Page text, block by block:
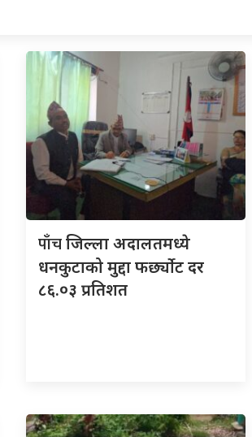
पाँचजिल्ला अदालतमध्ये
धनकुटाको मुद्दा फर्छ्योट दर
८६.०३ प्रतिशत